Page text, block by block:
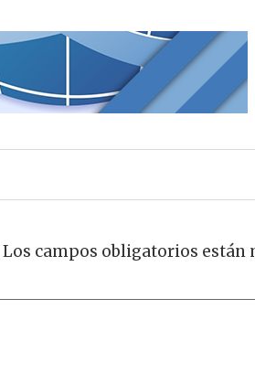
Los campos obligatorios están